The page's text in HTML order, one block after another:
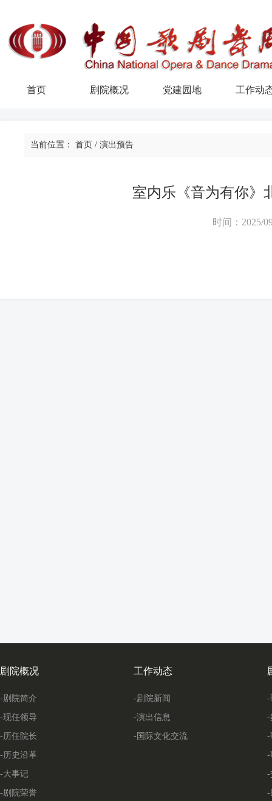
首页 剧院概况 党建园地 工作动
当前位置： 首页 / 演出预告
室内乐《音为有你》
时间：2025/
剧院概况
-剧院简介
-现任领导
-历任院长
-历史沿革
-大事记
-剧院荣誉
工作动态
-剧院新闻
-演出信息
-国际文化交流
-
-
-
-
-
-